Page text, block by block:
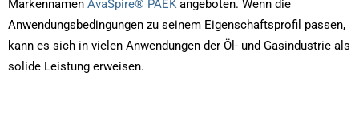
Markennamen AvaSpire® PAEK angeboten. Wenn die
Anwendungsbedingungen zu seinem Eigenschaftsprofil passen,
kann es sich in vielen Anwendungen der Öl- und Gasindustrie als
solide Leistung erweisen.